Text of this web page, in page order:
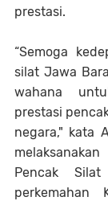
prestasi.
“Semoga
silat Jawa
wahana
prestasi
negara," kata
Pencak
perkemahan